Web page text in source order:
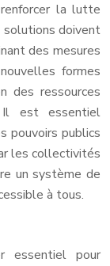
la lutte
solutions doivent
des mesures
formes
des ressources
Il est essentiel
pouvoirs publics
les collectivités
un système de
à tous.
essentiel pour